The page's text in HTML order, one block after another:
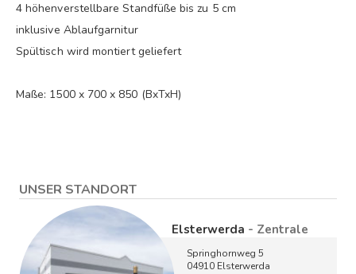
4 höhenverstellbare Standfüße bis zu 5 cm
inklusive Ablaufgarnitur
Spültisch wird montiert geliefert
Maße: 1500 x 700 x 850 (BxTxH)
UNSER STANDORT
Elsterwerda - Zentrale
Springhornweg 5
04910 Elsterwerda